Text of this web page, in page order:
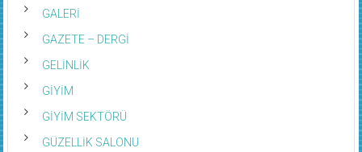
GALERİ
GAZETE – DERGİ
GELİNLİK
GİYİM
GİYİM SEKTÖRÜ
GÜZELLİK SALONU